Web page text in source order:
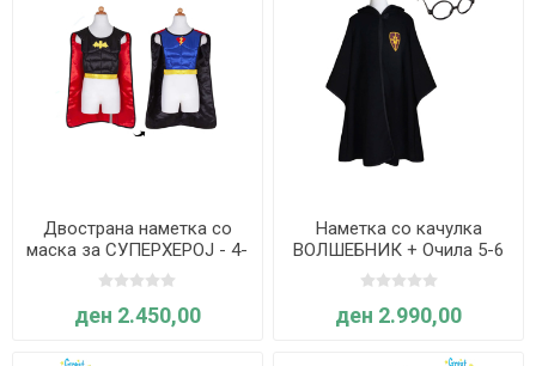
Двострана наметка со
маска за СУПЕРХЕРОЈ - 4-
7 години - Great Pretenders
ден 2.450,00
Наметка со качулка
ВОЛШЕБНИК + Очила 5-6
години - Great Pretenders
ден 2.990,00